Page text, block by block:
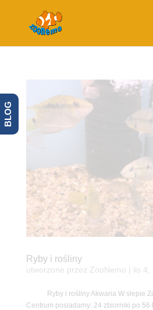
Ryby i rośliny
utworzone przez ZooNemo lis 4,
Ryby i rośliny Akwaria W slepie
Centrum posiadamy: 24 zbiorniki po 56
BLOG